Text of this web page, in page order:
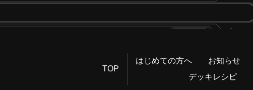
TOP
はじめての方へ お知らせ
デッキレシピ